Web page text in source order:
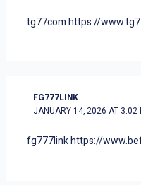
tg77comhttps://
FG777LINK
JANUARY 14, 2026 AT 3:02
fg777linkhttps://